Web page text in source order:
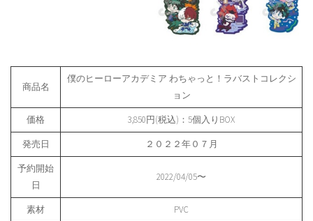
商品名
僕のヒーローアカデミア わちゃっと！ラバストコレクシ
ョン
価格 3,850円(税込)：5個入りBOX
発売日 ２０２２年０７月
予約開始
日
2022/04/05〜
素材 PVC